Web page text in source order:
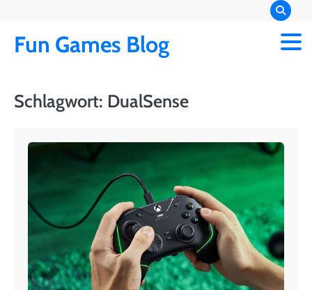
content
Fun Games Blog
Schlagwort: DualSense